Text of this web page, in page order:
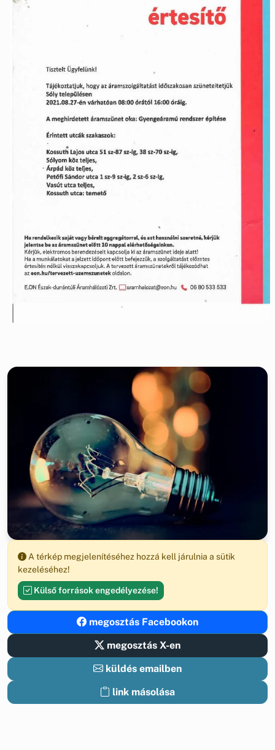
A térkép megjelenítéséhez hozzá kell járulnia a sütik
kezeléséhez!
Külső források engedélyezése!
megosztás Facebookon
megosztás X-en
küldés emailben
link másolása